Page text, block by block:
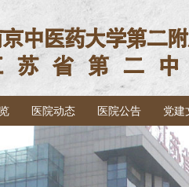
医院动态 医院公告 党建